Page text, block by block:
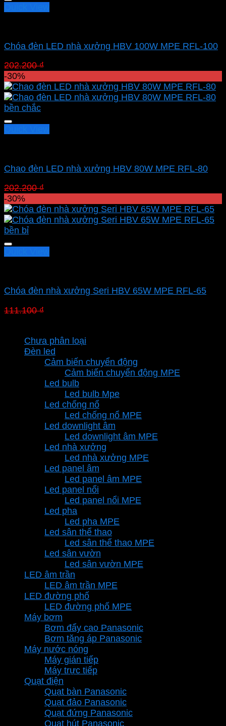
Chóa đèn LED nhà xưởng HBV 100W MPE RFL-100
202.200₫
là:
202.200 ₫.
tại
là:
-30%
Chao đèn LED nhà xưởng HBV 80W MPE RFL-80
202.200₫
là:
202.200 ₫.
tại
là:
-30%
Chóa đèn nhà xưởng Seri HBV 65W MPE RFL-65
111.100₫
111.100 ₫.
là:
Chưa phân loại
Đèn led
Cảm biến chuyển động
Cảm biến chuyển động MPE
Led bulb
Led bulb Mpe
Led chống nổ
Led chống nổ MPE
Led downlight âm
Led downlight âm MPE
Led nhà xưởng
Led nhà xưởng MPE
Led panel âm
Led panel âm MPE
Led panel nổi
Led panel nổi MPE
Led pha
Led pha MPE
Led sân thể thao
Led sân thể thao MPE
Led sân vườn
Led sân vườn MPE
LED âm trần
LED âm trần MPE
LED đường phố
LED đường phố MPE
Máy bơm
Bơm đẩy cao Panasonic
Bơm tăng áp Panasonic
Máy nước nóng
Máy gián tiếp
Máy trực tiếp
Quạt điện
Quạt bàn Panasonic
Quạt đảo Panasonic
Quạt đứng Panasonic
Quạt hút Panasonic